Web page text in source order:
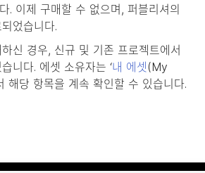
. 이제 구매할 수 없으며, 퍼블리셔의
었습니다.
신 경우, 신규 및 기존 프로젝트에서
니다. 에셋 소유자는 ‘내 에셋 (My
해당 항목을 계속 확인할 수 있습니다.